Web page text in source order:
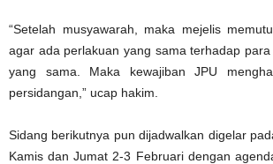
“Setelah musyawarah, maka mejelis
agar ada perlakuan yang sama terhadap
yang sama. Maka kewajiban JPU
persidangan,” ucap hakim.
Sidang berikutnya pun dijadwalkan digelar
Kamis dan Jumat 2-3 Februari dengan